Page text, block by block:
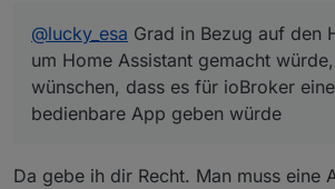
json rum hantieren kann, sondern ich
Lösung freuen, die von der breiten
verwendet werden kann - mit so
möglich.
@lucky_esa Grad in Bezug auf den
um Home Assistant gemacht
wünschen, dass es für ioBroker
bedienbare App geben würde
Da gebe ih dir Recht. Man muss eine